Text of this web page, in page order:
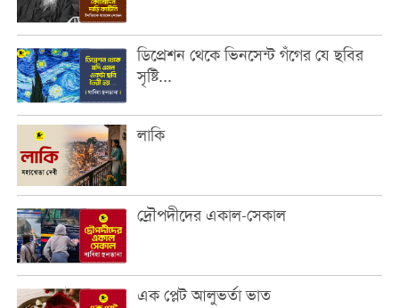
ডিপ্রেশন থেকে ভিনসেন্ট গঁগের যে ছবির
সৃষ্টি...
লাকি
দ্রৌপদীদের একাল-সেকাল
এক প্লেট আলুভর্তা ভাত